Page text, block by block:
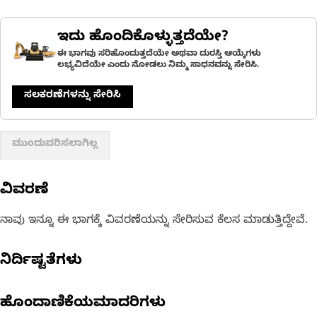
ಇದು ಹೊಂದಿಕೊಳ್ಳುತ್ತದೆಯೇ?
ಈ ಭಾಗವು ಸರಿಹೊಂದುತ್ತದೆಯೇ ಅಥವಾ ದುರಸ್ತಿ ಆಯ್ಕೆಗಳು
ಲಭ್ಯವಿದೆಯೇ ಎಂದು ನೋಡಲು ನಿಮ್ಮ ಸಾಧನವನ್ನು ಸೇರಿಸಿ.
ಸಲಕರಣೆಗಳನ್ನು ಸೇರಿಸಿ
ಮುಂದುವರಿಸಲಾಗಿಲ್ಲ
ವಿವರಣೆ
ನಾವು ಇನ್ನೂ ಈ ಭಾಗಕ್ಕೆ ವಿವರಣೆಯನ್ನು ಸೇರಿಸುವ ಕೆಲಸ ಮಾಡುತ್ತಿದ್ದೇವೆ.
ನಿರ್ದಿಷ್ಟತೆಗಳು
ಹೊಂದಾಣಿಕೆಯಮಾದರಿಗಳು